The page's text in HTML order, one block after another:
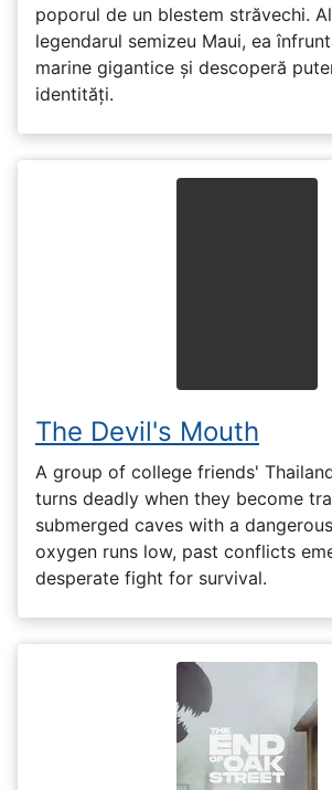
poporul de un blestem străvechi.
legendarul semizeu Maui, ea
marine gigantice și descoperă
identități.
The Devil's Mouth
A group of college friends'
turns deadly when they become
submerged caves with a
oxygen runs low, past conflicts
desperate fight for survival.